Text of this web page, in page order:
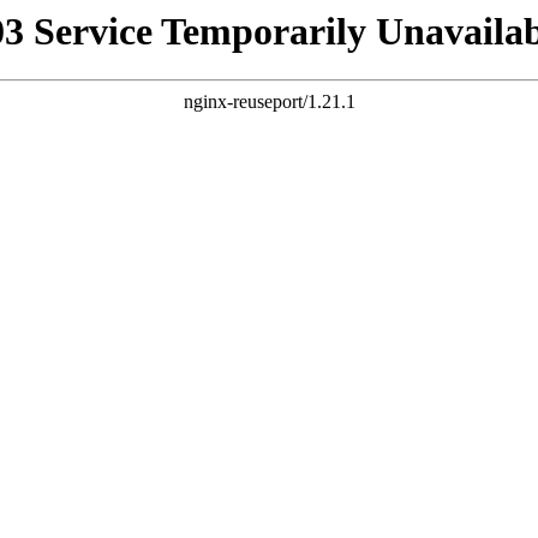
Service Temporarily
nginx-reuseport/1.21.1